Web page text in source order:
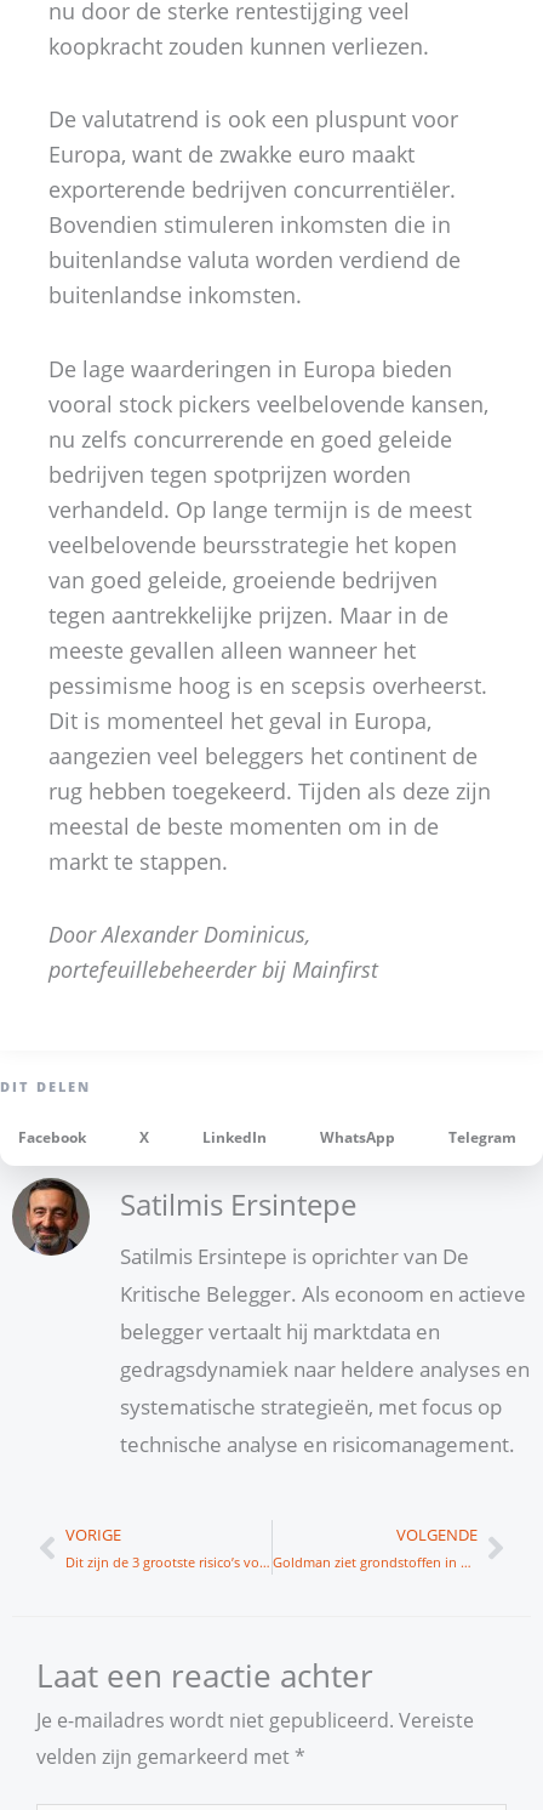
nu door de sterke rentestijging veel
koopkracht zouden kunnen verliezen.
De valutatrend is ook een pluspunt voor
Europa, want de zwakke euro maakt
exporterende bedrijven concurrentiëler.
Bovendien stimuleren inkomsten die in
buitenlandse valuta worden verdiend de
buitenlandse inkomsten.
De lage waarderingen in Europa bieden
vooral stock pickers veelbelovende kansen,
nu zelfs concurrerende en goed geleide
bedrijven tegen spotprijzen worden
verhandeld. Op lange termijn is de meest
veelbelovende beursstrategie het kopen
van goed geleide, groeiende bedrijven
tegen aantrekkelijke prijzen. Maar in de
meeste gevallen alleen wanneer het
pessimisme hoog is en scepsis overheerst.
Dit is momenteel het geval in Europa,
aangezien veel beleggers het continent de
rug hebben toegekeerd. Tijden als deze zijn
meestal de beste momenten om in de
markt te stappen.
Door Alexander Dominicus,
portefeuillebeheerder bij Mainfirst
Facebook X LinkedIn WhatsApp Telegram
Satilmis Ersintepe
Satilmis Ersintepe is oprichter van De
Kritische Belegger. Als econoom en actieve
belegger vertaalt hij marktdata en
gedragsdynamiek naar heldere analyses en
systematische strategieën, met focus op
technische analyse en risicomanagement.
Vorige
VORIGE
Dit zijn de 3 grootste risico’s voor aandelen in 2023
VOLGENDE
Goldman ziet grondstoffen in 2023 met 43% stijgen
Laat een reactie achter
Je e-mailadres wordt niet gepubliceerd. Vereiste
velden zijn gemarkeerd met *